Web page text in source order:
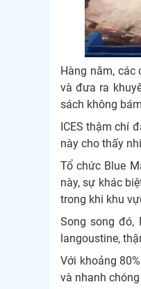
Hàng năm, các
và đưa ra
sách không
ICES thậm chí
này cho thấy
Tổ chức Blue
này, sự khác
trong khi khu
Song song đó,
langoustine,
Với khoảng
và nhanh